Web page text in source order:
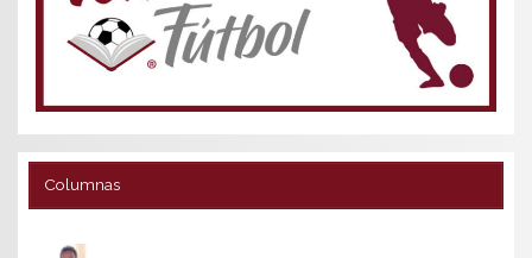
Columnas